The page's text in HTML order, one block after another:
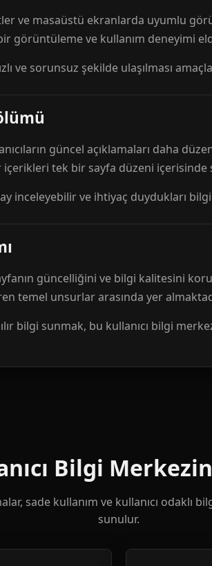
ve masaüstü ekranlarda uyumlu
görüntüleme ve kullanım deneyimi
ve sorunsuz şekilde ulaşılması
güncel açıklamaları daha
içerikleri tek bir sayfa düzeni içerisinde
inceleyebilir ve ihtiyaç duydukları
güncelliğini ve bilgi kalitesini
temel unsurlar arasında yer
bilgi sunmak, bu kullanıcı bilgi
Bilgi
sade kullanım ve kullanıcı odaklı
sunulur.